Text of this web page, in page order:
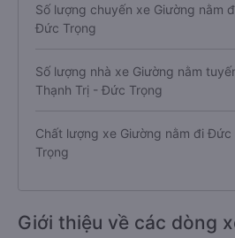
Số lượng chuyến xe Giường nằm
Đức Trọng
Số lượng nhà xe Giường nằm
Thạnh Trị - Đức Trọng
Chất lượng xe Giường nằm đi Đức
Trọng
Giới thiệu về các dòng